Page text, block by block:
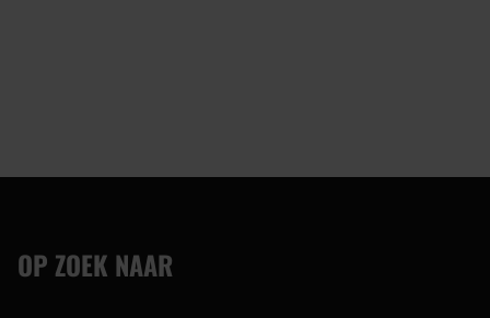
OP ZOEK NAAR